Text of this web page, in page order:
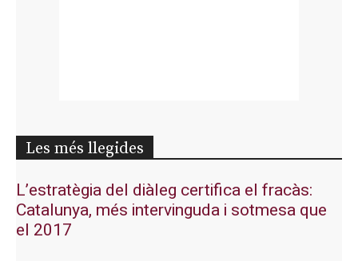
Les més llegides
L’estratègia del diàleg certifica el fracàs:
Catalunya, més intervinguda i sotmesa que
el 2017